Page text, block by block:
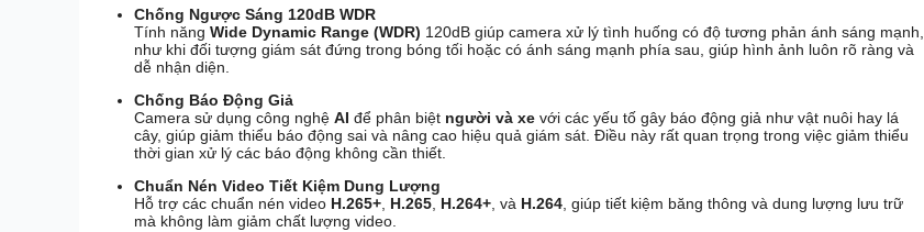
Chống Ngược Sáng 120dB WDR
Tính năng Wide Dynamic Range (WDR) 120dB giúp camera xử lý tình huống có độ tương phản ánh sáng mạnh,
như khi đối tượng giám sát đứng trong bóng tối hoặc có ánh sáng mạnh phía sau, giúp hình ảnh luôn rõ ràng và
dễ nhận diện.
Chống Báo Động Giả
Camera sử dụng công nghệ AI để phân biệt người và xe với các yếu tố gây báo động giả như vật nuôi hay lá
cây, giúp giảm thiểu báo động sai và nâng cao hiệu quả giám sát. Điều này rất quan trọng trong việc giảm thiểu
thời gian xử lý các báo động không cần thiết.
Chuẩn Nén Video Tiết Kiệm Dung Lượng
Hỗ trợ các chuẩn nén video H.265+, H.265, H.264+, và H.264, giúp tiết kiệm băng thông và dung lượng lưu trữ
mà không làm giảm chất lượng video.